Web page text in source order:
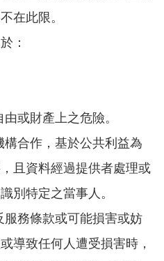
在此限。
：
或財產上之危險。
構合作，基於公共利益為
且資料經過提供者處理或
別特定之當事人。
服務條款或可能損害或妨
導致任何人遭受損害時，